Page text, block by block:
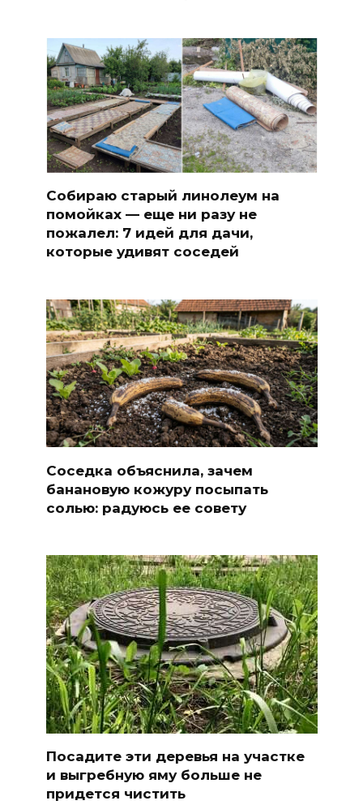
Собираю старый линолеум на
помойках — еще ни разу не
пожалел: 7 идей для дачи,
которые удивят соседей
Соседка объяснила, зачем
банановую кожуру посыпать
солью: радуюсь ее совету
Посадите эти деревья на участке
и выгребную яму больше не
придется чистить